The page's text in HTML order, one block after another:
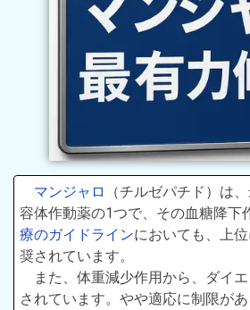
マンジャロ
（チルゼパチド）は
容体作動薬の1つで、その血糖降下
療のガイドラインにおいても、上
奨されています。
また、体重減少作用から、ダイ
されています。やや適応に制限が